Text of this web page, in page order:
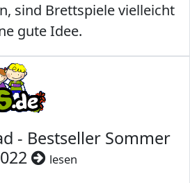
sind Brettspiele vielleicht
gute Idee.
- Bestseller Sommer
lesen